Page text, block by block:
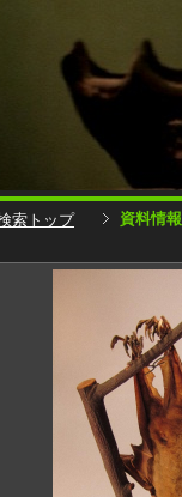
索トップ 資料情報